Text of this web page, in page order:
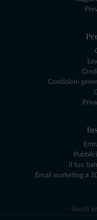
Condizioni
Il tuo
Email marketing a
Rivedi